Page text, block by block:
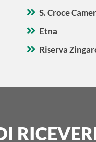
S. Croce
Etna
Riserva